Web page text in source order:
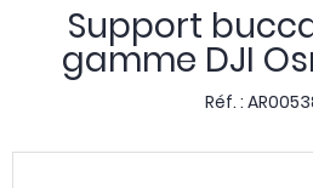
Support
gamme DJI
Réf. :